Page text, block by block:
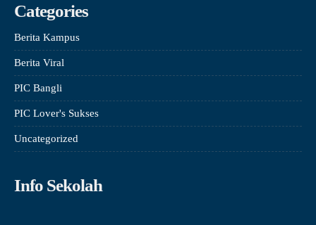
Categories
Berita Kampus
Berita Viral
PIC Bangli
PIC Lover's Sukses
Uncategorized
Info Sekolah